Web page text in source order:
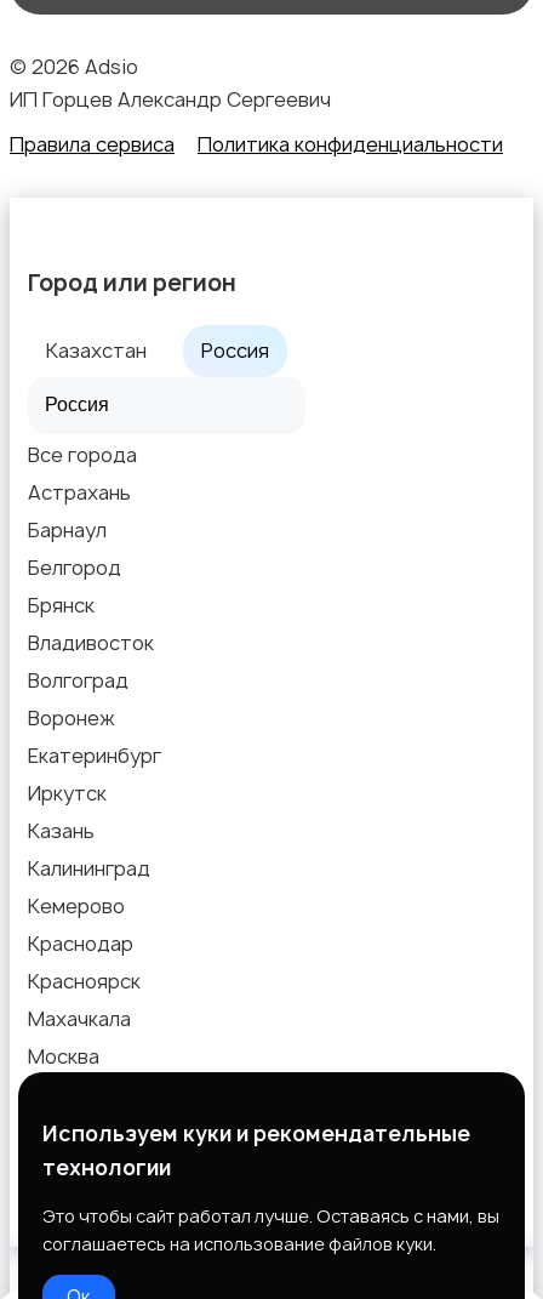
© 2026 Adsio
ИП Горцев Александр Сергеевич
Правила сервиса
Политика конфиденциальности
Используем куки и рекомендательные
технологии
Это чтобы сайт работал лучше. Оставаясь с нами, вы
соглашаетесь на использование файлов куки.
Город или регион
Казахстан Россия
Все города
Астрахань
Барнаул
Белгород
Брянск
Владивосток
Волгоград
Воронеж
Екатеринбург
Иркутск
Казань
Калининград
Кемерово
Краснодар
Красноярск
Махачкала
Москва
Новосибирск
Омск
Пермь